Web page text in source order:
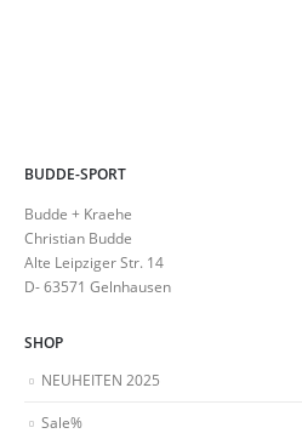
BUDDE-SPORT
Budde + Kraehe
Christian Budde
Alte Leipziger Str. 14
D- 63571 Gelnhausen
SHOP
NEUHEITEN 2025
Sale%